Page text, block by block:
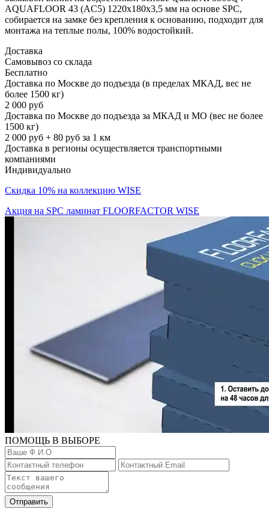
AQUAFLOOR 43 (AC5) 1220x180x3,5 мм на основе SPC,
собирается на замке без крепления к основанию, подходит для
монтажа на теплые полы, 100% водостойкий.
Доставка
Самовывоз со склада
Бесплатно
Доставка по Москве до подъезда (в пределах МКАД, вес не
более 1500 кг)
2 000 руб
Доставка по Москве до подъезда за МКАД и МО (вес не более
1500 кг)
2 000 руб + 80 руб за 1 км
Доставка в регионы осуществляется транспортными
компаниями
Индивидуально
Скидка 10% на коллекцию WISE
Акция на SPC ламинат FLOORFACTOR WISE
ПОМОЩЬ В ВЫБОРЕ
Отправить